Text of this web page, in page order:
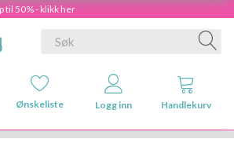
til 50% - klikk her
Ønskeliste Logg inn Handlekurv